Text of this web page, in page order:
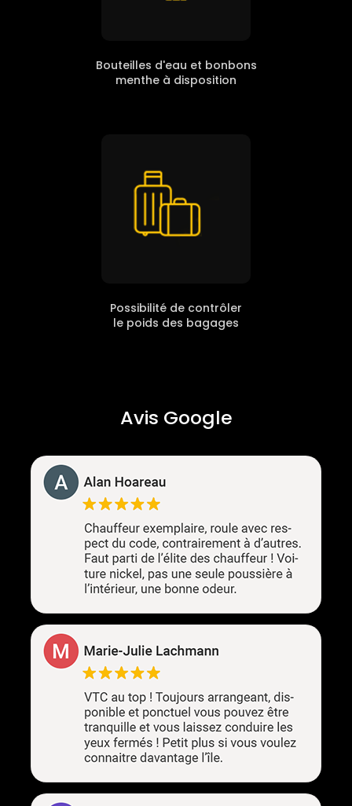
Bouteilles d'eau et bonbons
menthe à disposition
Possibilité de contrôler
le poids des bagages
Avis Google